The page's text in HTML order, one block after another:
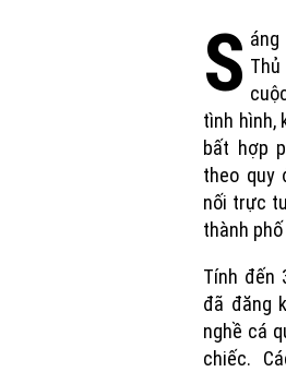
S
tình hình,
bất hợp
theo quy
nối trực
thành
Tính đến
đã đăng
nghề cá
chiếc.